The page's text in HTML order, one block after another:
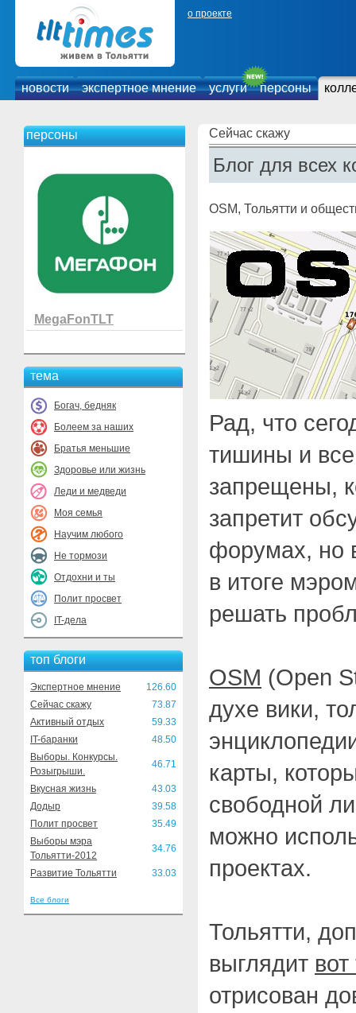
о проекте
новости экспертное мнение услуги персоны
персоны
MegaFonTLT
тема
Богач, бедняк
Болеем за наших
Братья меньшие
Здоровье или жизнь
Леди и медведи
Моя семья
Научим любого
Не тормози
Отдохни и ты
Полит просвет
IT-дела
топ блоги
Экспертное мнение
126.60
Сейчас скажу
73.87
Активный отдых
59.33
IT-баранки
48.50
Выборы. Конкурсы.
Розыгрыши.
46.71
Вкусная жизнь
43.03
Додыр
39.58
Полит просвет
35.49
Выборы мэра
Тольятти-2012
34.76
Развитие Тольятти 33.03
Все блоги
Сейчас скажу
Блог для всех
OSM, Тольятти и
Рад, что
тишины и все
запрещены,
запретит
форумах, но
в итоге
решать
OSM (Open
духе вики,
карты,
свободной
можно
проектах.
Тольятти,
выглядит вот
отрисован